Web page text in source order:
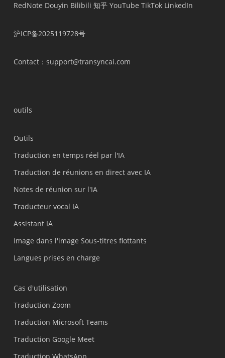
RedNote Douyin Bilibili 知乎 YouTube TikTok LinkedIn
沪ICP备2025119728号
Contact：support@transyncai.com
outils
Outils
Traduction en temps réel par l'IA
Traduction de réunions en direct avec IA
Notes de réunion sur l'IA
Traducteur vocal IA
Assistant IA
Image dans l'image Sous-titres flottants
Langues prises en charge
Cas d'utilisation
Traduction Zoom
Traduction Microsoft Teams
Traduction Google Meet